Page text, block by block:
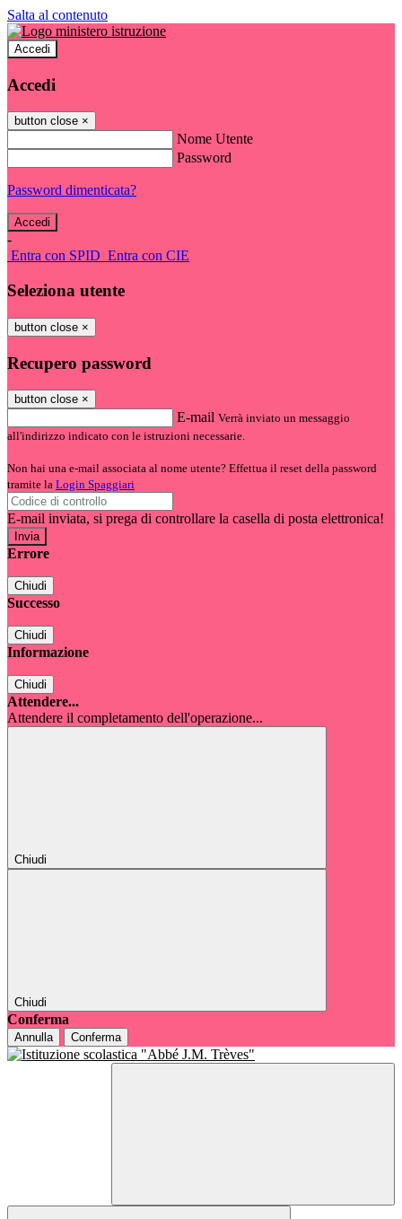
Salta al contenuto
Accedi
Accedi
button close ×
Nome Utente
Password
Password dimenticata?
-
Entra con SPID Entra con CIE
Seleziona utente
button close ×
Recupero password
button close ×
E-mail Verrà inviato un messaggio
all'indirizzo indicato con le istruzioni necessarie.
Non hai una e-mail associata al nome utente? Effettua il reset della password
tramite la Login Spaggiari
E-mail inviata, si prega di controllare la casella di posta elettronica!
Errore
Chiudi
Successo
Chiudi
Informazione
Chiudi
Attendere...
Attendere il completamento dell'operazione...
Chiudi
Chiudi
Conferma
Annulla Conferma